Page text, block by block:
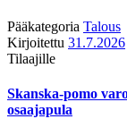
Pääkategoria Talous
Kirjoitettu 31.7.2026
Tilaajille
Skanska-pomo
osaajapula